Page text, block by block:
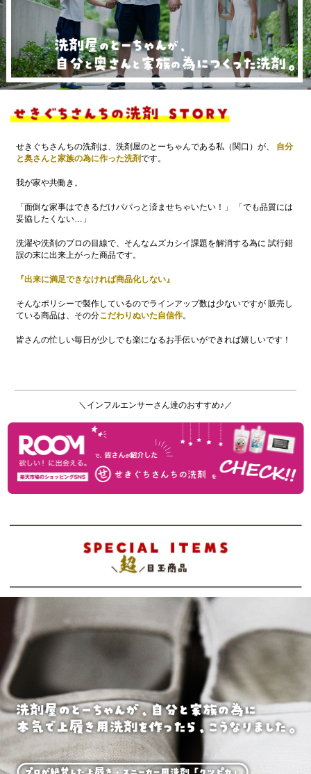
せきぐちさんちの洗剤は、洗剤屋のとーちゃんである私（関口）が、
自分
と奥さんと家族の為に作った洗剤です。
我が家や共働き。
「面倒な家事はできるだけパパっと済ませちゃいたい！」 「でも品質には
妥協したくない…」
洗濯や洗剤のプロの目線で、そんなムズカシイ課題を解消する為に 試行錯
誤の末に出来上がった商品です。
『出来に満足できなければ商品化しない』
そんなポリシーで製作しているのでラインアップ数は少ないですが 販売し
ている商品は、その分こだわりぬいた自信作。
皆さんの忙しい毎日が少しでも楽になるお手伝いができれば嬉しいです！
＼インフルエンサーさん達のおすすめ♪／